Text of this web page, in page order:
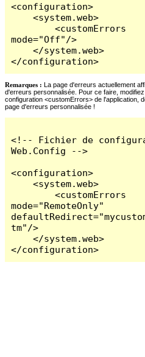
<configuration>
    <system.web>
        <customErrors
mode="Off"/>
    </system.web>
</configuration>
Remarques : La page d'erreurs actuellement
d'erreurs personnalisée. Pour ce faire,
configuration <customErrors> de l'application,
page d'erreurs personnalisée !
<!-- Fichier de
Web.Config -->
<configuration>
    <system.web>
        <customErrors
mode="RemoteOnly"
tm"/>
    </system.web>
</configuration>